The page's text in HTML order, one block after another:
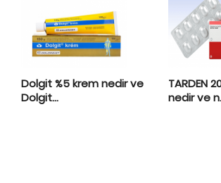
Dolgit %5 krem nedir ve
Dolgit...
TARDEN
nedir ve